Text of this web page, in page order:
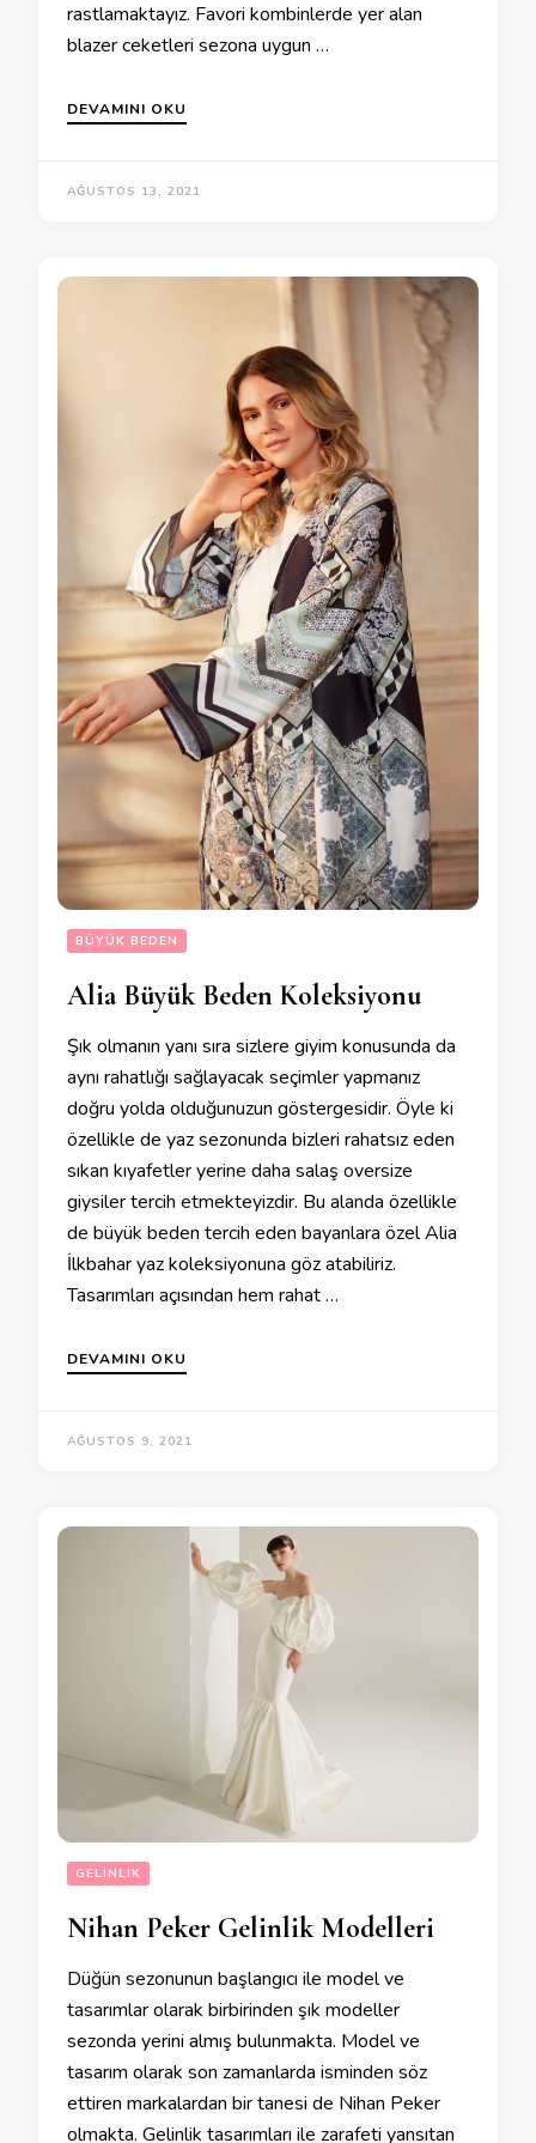
rastlamaktayız. Favori kombinlerde yer alan
blazer ceketleri sezona uygun …
DEVAMINI OKU
AĞUSTOS 13, 2021
BÜYÜK BEDEN
Alia Büyük Beden Koleksiyonu
Şık olmanın yanı sıra sizlere giyim konusunda da
aynı rahatlığı sağlayacak seçimler yapmanız
doğru yolda olduğunuzun göstergesidir. Öyle ki
özellikle de yaz sezonunda bizleri rahatsız eden
sıkan kıyafetler yerine daha salaş oversize
giysiler tercih etmekteyizdir. Bu alanda özellikle
de büyük beden tercih eden bayanlara özel Alia
İlkbahar yaz koleksiyonuna göz atabiliriz.
Tasarımları açısından hem rahat …
DEVAMINI OKU
AĞUSTOS 9, 2021
GELINLIK
Nihan Peker Gelinlik Modelleri
Düğün sezonunun başlangıcı ile model ve
tasarımlar olarak birbirinden şık modeller
sezonda yerini almış bulunmakta. Model ve
tasarım olarak son zamanlarda isminden söz
ettiren markalardan bir tanesi de Nihan Peker
olmakta. Gelinlik tasarımları ile zarafeti yansıtan